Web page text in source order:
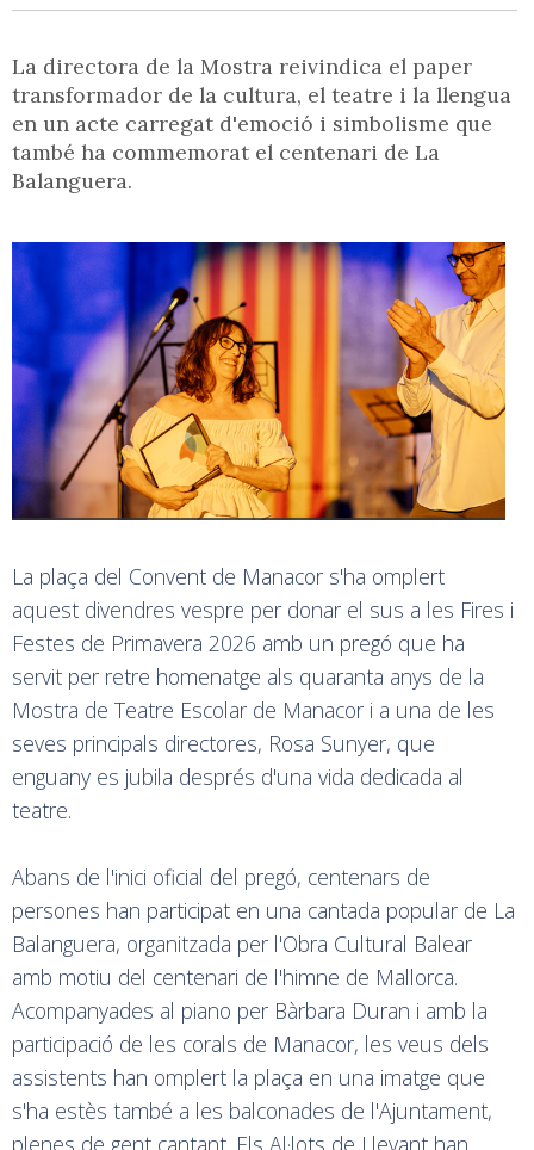
La directora de la Mostra reivindica el paper
transformador de la cultura, el teatre i la llengua
en un acte carregat d'emoció i simbolisme que
també ha commemorat el centenari de La
Balanguera.
La plaça del Convent de Manacor s'ha omplert
aquest divendres vespre per donar el sus a les Fires i
Festes de Primavera 2026 amb un pregó que ha
servit per retre homenatge als quaranta anys de la
Mostra de Teatre Escolar de Manacor i a una de les
seves principals directores, Rosa Sunyer, que
enguany es jubila després d'una vida dedicada al
teatre.
Abans de l'inici oficial del pregó, centenars de
persones han participat en una cantada popular de La
Balanguera, organitzada per l'Obra Cultural Balear
amb motiu del centenari de l'himne de Mallorca.
Acompanyades al piano per Bàrbara Duran i amb la
participació de les corals de Manacor, les veus dels
assistents han omplert la plaça en una imatge que
s'ha estès també a les balconades de l'Ajuntament,
plenes de gent cantant. Els Al·lots de Llevant han